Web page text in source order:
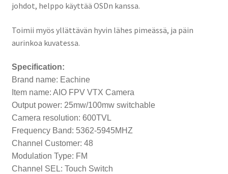
johdot, helppo käyttää OSDn kanssa.
Toimii myös yllättävän hyvin lähes pimeässä, ja päin
aurinkoa kuvatessa.
Specification:
Brand name: Eachine
Item name: AIO FPV VTX Camera
Output power: 25mw/100mw switchable
Camera resolution: 600TVL
Frequency Band: 5362-5945MHZ
Channel Customer: 48
Modulation Type: FM
Channel SEL: Touch Switch